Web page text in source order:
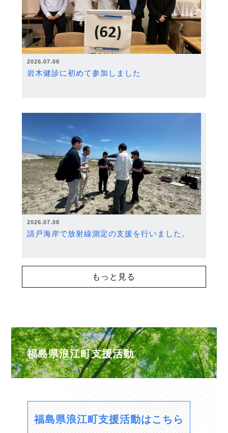
2026.07.08
岩木健診に初めて参加しました
2026.07.08
請戸海岸で放射線測定の支援を行いました。
もっと見る
福島県浪江町支援活動
福島県浪江町支援活動はこちら